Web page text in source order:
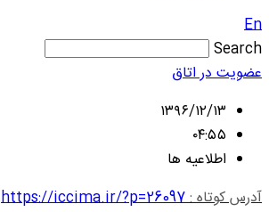
En
Search
عضویت در اتاق
۱۳۹۶/۱۲/۱۳
۰۴:۵۵
اطلاعیه ها
آدرس کوتاه :https://iccima.ir/?p=26097